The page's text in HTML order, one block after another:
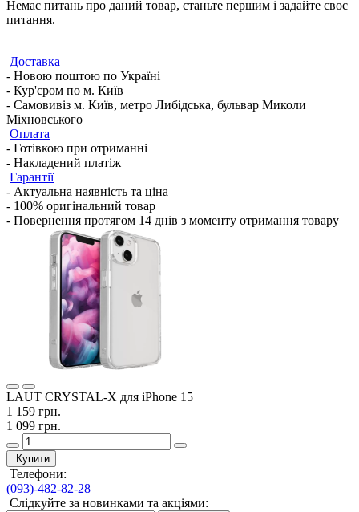
Немає питань про даний товар, станьте першим і задайте своє
питання.
Доставка
- Новою поштою по Україні
- Кур'єром по м. Київ
- Самовивіз м. Київ, метро Либідська, бульвар Миколи
Міхновського
Оплата
- Готівкою при отриманні
- Накладений платіж
Гарантії
- Актуальна наявність та ціна
- 100% оригінальний товар
- Повернення протягом 14 днів з моменту отримання товару
LAUT CRYSTAL-X для iPhone 15
1 159 грн.
1 099 грн.
Купити
Телефони:
(093)-482-82-28
Слідкуйте за новинками та акціями: